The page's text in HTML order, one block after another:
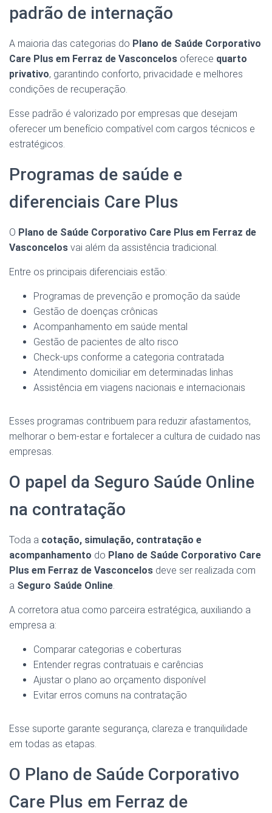
padrão de internação
A maioria das categorias do Plano de Saúde Corporativo
Care Plus em Ferraz de Vasconcelos oferece quarto
privativo, garantindo conforto, privacidade e melhores
condições de recuperação.
Esse padrão é valorizado por empresas que desejam
oferecer um benefício compatível com cargos técnicos e
estratégicos.
Programas de saúde e
diferenciais Care Plus
O Plano de Saúde Corporativo Care Plus em Ferraz de
Vasconcelos vai além da assistência tradicional.
Entre os principais diferenciais estão:
Programas de prevenção e promoção da saúde
Gestão de doenças crônicas
Acompanhamento em saúde mental
Gestão de pacientes de alto risco
Check-ups conforme a categoria contratada
Atendimento domiciliar em determinadas linhas
Assistência em viagens nacionais e internacionais
Esses programas contribuem para reduzir afastamentos,
melhorar o bem-estar e fortalecer a cultura de cuidado nas
empresas.
O papel da Seguro Saúde Online
na contratação
Toda a cotação, simulação, contratação e
acompanhamento do Plano de Saúde Corporativo Care
Plus em Ferraz de Vasconcelos deve ser realizada com
a Seguro Saúde Online.
A corretora atua como parceira estratégica, auxiliando a
empresa a:
Comparar categorias e coberturas
Entender regras contratuais e carências
Ajustar o plano ao orçamento disponível
Evitar erros comuns na contratação
Esse suporte garante segurança, clareza e tranquilidade
em todas as etapas.
O Plano de Saúde Corporativo
Care Plus em Ferraz de